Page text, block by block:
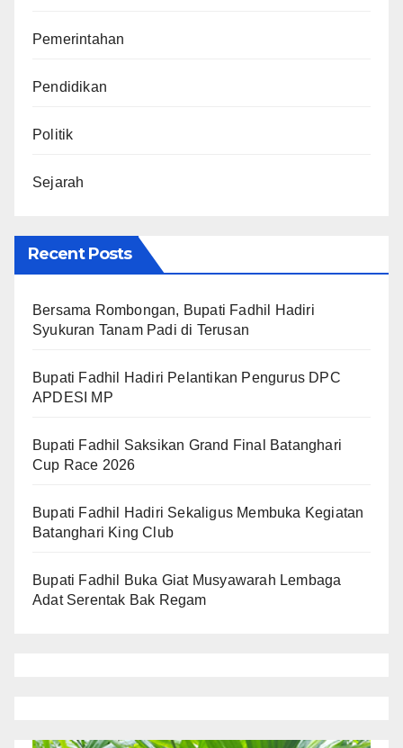
Pemerintahan
Pendidikan
Politik
Sejarah
Recent Posts
Bersama Rombongan, Bupati Fadhil Hadiri
Syukuran Tanam Padi di Terusan
Bupati Fadhil Hadiri Pelantikan Pengurus DPC
APDESI MP
Bupati Fadhil Saksikan Grand Final Batanghari
Cup Race 2026
Bupati Fadhil Hadiri Sekaligus Membuka Kegiatan
Batanghari King Club
Bupati Fadhil Buka Giat Musyawarah Lembaga
Adat Serentak Bak Regam